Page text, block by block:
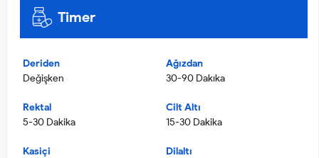
Timer
Deriden
Değişken
Ağızdan
30-90 Dakıka
Rektal
5-30 Dakika
Cilt Altı
15-30 Dakika
Kasiçi
Dilaltı